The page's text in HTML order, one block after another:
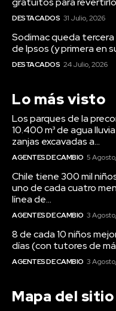
DESTACADOS 31 Julio, 2026
Sodimac queda
de Ipsos (y primera en
DESTACADOS 24 Julio, 2026
Lo más visto
Los parques de la
10.400 m³ de agua
zanjas excavadas a...
AGENTES DE CAMBIO 5
Chile tiene 300 mil
uno de cada cuatro
línea de...
AGENTES DE CAMBIO 3
8 de cada 10 niños
días (con tutores de
AGENTES DE CAMBIO 3
Mapa del sitio